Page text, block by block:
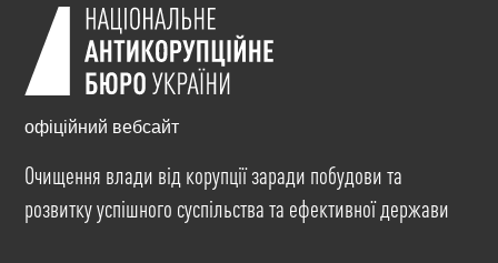
офіційний вебсайт
Очищення влади від корупції заради побудови та
розвитку успішного суспільства та ефективної держави